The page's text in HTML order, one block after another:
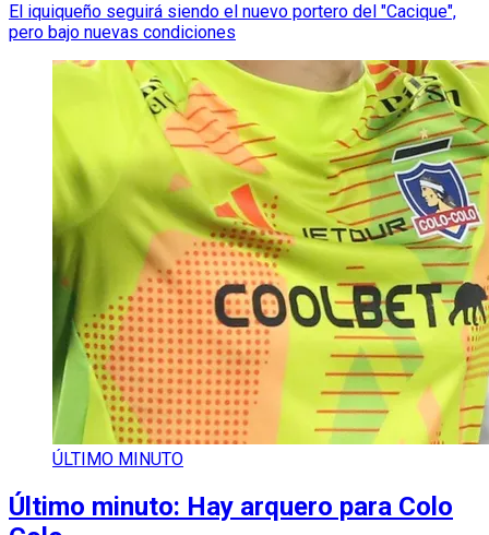
El iquiqueño seguirá siendo el nuevo portero del "Cacique",
pero bajo nuevas condiciones
ÚLTIMO MINUTO
Último minuto: Hay arquero para Colo